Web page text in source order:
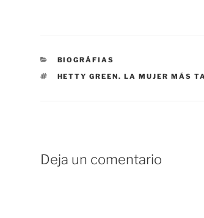
CATEGORÍAS
BIOGRÁFIAS
ETIQUETAS
HETTY GREEN. LA MUJER MÁS
Deja un comentario